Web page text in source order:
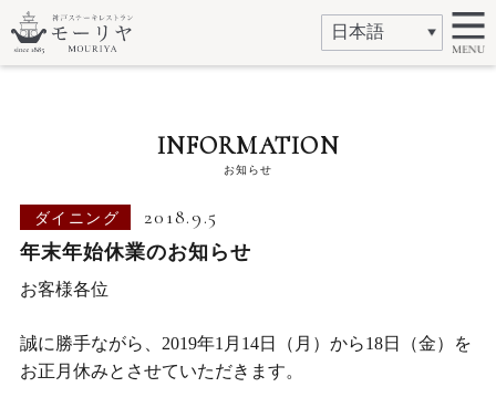
INFORMATION
お知らせ
ダイニング 2018.9.5
年末年始休業のお知らせ
お客様各位
誠に勝手ながら、2019年1月14日（月）から18日（金）を
お正月休みとさせていただきます。